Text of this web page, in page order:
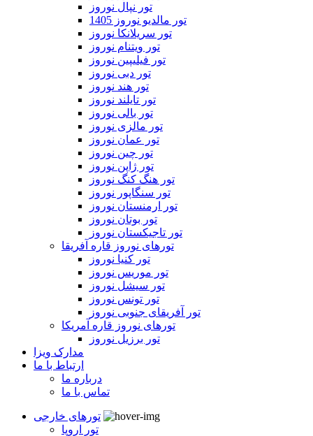
تور نپال نوروز
تور مالدیو نوروز 1405
تور سریلانکا نوروز
تور ویتنام نوروز
تور فیلیپین نوروز
تور دبی نوروز
تور هند نوروز
تور تایلند نوروز
تور بالی نوروز
تور مالزی نوروز
تور عمان نوروز
تور چین نوروز
تور ژاپن نوروز
تور هنگ کنگ نوروز
تور سنگاپور نوروز
تور ارمنستان نوروز
تور بوتان نوروز
تور تاجیکستان نوروز
تورهای نوروز قاره آفریقا
تور کنیا نوروز
تور موریس نوروز
تور سیشل نوروز
تور تونس نوروز
تور آفریقای جنوبی نوروز
تورهای نوروز قاره آمریکا
تور برزیل نوروز
مدارک ویزا
ارتباط با ما
درباره ما
تماس با ما
تورهای خارجی
تور اروپا